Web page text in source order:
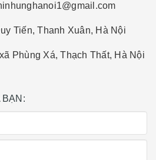
Tiến, Thanh Xuân, Hà Nội
Phùng Xá, Thạch Thất, Hà Nội
BẠN: